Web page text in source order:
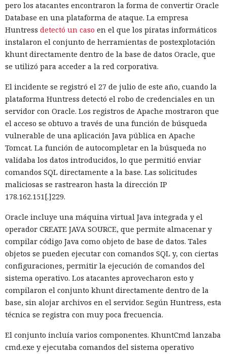
pero los atacantes encontraron la forma de convertir Oracle
Database en una plataforma de ataque. La empresa
Huntress detectó un caso en el que los piratas informáticos
instalaron el conjunto de herramientas de postexplotación
khunt directamente dentro de la base de datos Oracle, que
se utilizó para acceder a la red corporativa.
El incidente se registró el 27 de julio de este año, cuando la
plataforma Huntress detectó el robo de credenciales en un
servidor con Oracle. Los registros de Apache mostraron que
el acceso se obtuvo a través de una función de búsqueda
vulnerable de una aplicación Java pública en Apache
Tomcat. La función de autocompletar en la búsqueda no
validaba los datos introducidos, lo que permitió enviar
comandos SQL directamente a la base. Las solicitudes
maliciosas se rastrearon hasta la dirección IP
178.162.151[.]229.
Oracle incluye una máquina virtual Java integrada y el
operador CREATE JAVA SOURCE, que permite almacenar y
compilar código Java como objeto de base de datos. Tales
objetos se pueden ejecutar con comandos SQL y, con ciertas
configuraciones, permitir la ejecución de comandos del
sistema operativo. Los atacantes aprovecharon esto y
compilaron el conjunto khunt directamente dentro de la
base, sin alojar archivos en el servidor. Según Huntress, esta
técnica se registra con muy poca frecuencia.
El conjunto incluía varios componentes. KhuntCmd lanzaba
cmd.exe y ejecutaba comandos del sistema operativo